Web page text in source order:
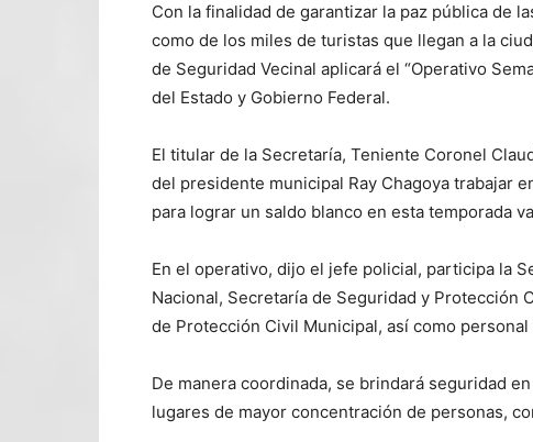
Con la finalidad de garantizar la paz pública de
como de los miles de turistas que llegan a la
de Seguridad Vecinal aplicará el “Operativo
del Estado y Gobierno Federal.
El titular de la Secretaría, Teniente Coronel
del presidente municipal Ray Chagoya trabajar
para lograr un saldo blanco en esta temporada
En el operativo, dijo el jefe policial, participa la
Nacional, Secretaría de Seguridad y Protección
de Protección Civil Municipal, así como
De manera coordinada, se brindará seguridad
lugares de mayor concentración de personas,